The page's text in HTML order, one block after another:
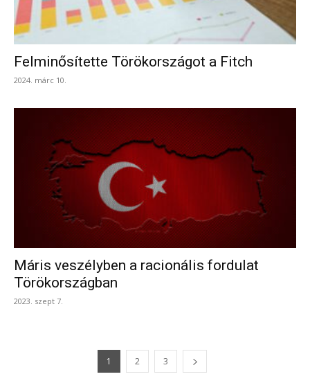
Felminősítette Törökországot a Fitch
2024. márc 10.
Máris veszélyben a racionális fordulat
Törökországban
2023. szept 7.
1 2 3